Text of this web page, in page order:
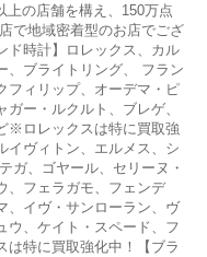
上の店舗を構え、150万点
で地域密着型のお店でござ
ド時計】ロレックス、カル
、ブライトリング、 フラン
フィリップ、オーデマ・ピ
ー・ルクルト、ブレゲ、
※ロレックスは特に買取強
イヴィトン、エルメス、シ
ガ、ゴヤール、セリーヌ・
、フェラガモ、フェンデ
、イヴ・サンローラン、ヴ
ウ、ケイト・スペード、フ
特に買取強化中！【ブラ